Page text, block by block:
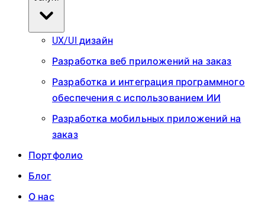
UX/UI дизайн
Разработка веб приложений на заказ
Разработка и интеграция программного
обеспечения с использованием ИИ
Разработка мобильных приложений на
заказ
Портфолио
Блог
О нас